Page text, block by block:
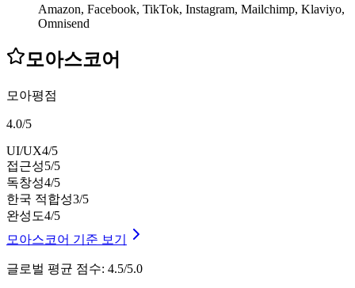
Amazon, Facebook, TikTok, Instagram, Mailchimp, Klaviyo,
Omnisend
모아스코어
모아평점
4.0/5
UI/UX4/5
접근성5/5
독창성4/5
한국 적합성3/5
완성도4/5
모아스코어 기준 보기
글로벌 평균 점수: 4.5/5.0